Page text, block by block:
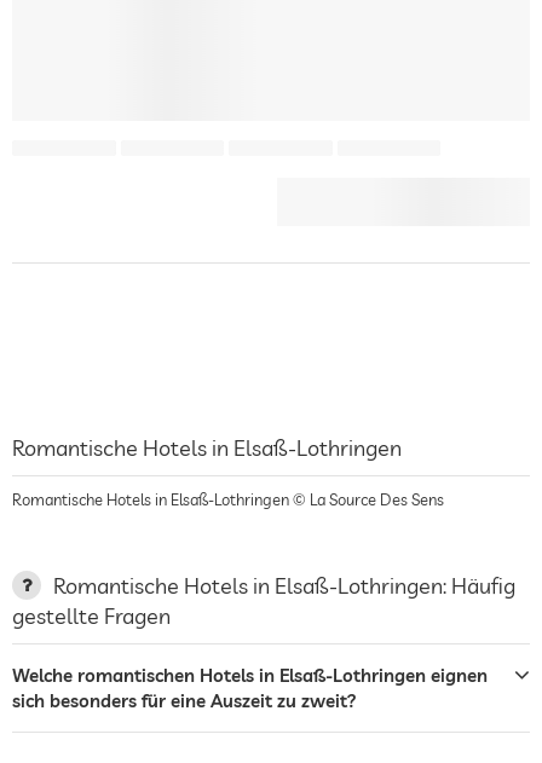
Romantische Hotels in Elsaß-Lothringen
Romantische Hotels in Elsaß-Lothringen © La Source Des Sens
Romantische Hotels in Elsaß-Lothringen: Häufig
gestellte Fragen
Welche romantischen Hotels in Elsaß-Lothringen eignen
sich besonders für eine Auszeit zu zweit?